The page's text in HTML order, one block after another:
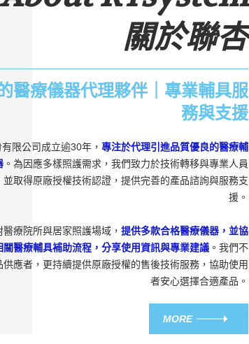
關於聯杏
醫療儀器代理夥伴｜專業輔具服
務與支援
限公司成立逾30年， 專注於代理引進品質優良的醫療輔
。為因應多樣照護需求，我們致力於技術轉移與專業人員
並取得原廠授權技術認證，提供完善的產品諮詢與服務支
援。
醫療院所與居家照護場域， 提供多款合格醫療儀器，並協
關醫療輔具補助流程，分享使用資訊與專業建議 。我們不
供應者，更持續提供原廠授權的售後技術服務，協助使用
者安心選擇合適產品。
MORE